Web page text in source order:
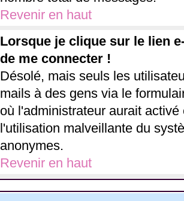
Revenir en haut
Lorsque je clique sur le lien
de me connecter !
Désolé, mais seuls les
mails à des gens via le
où l'administrateur aurait
l'utilisation malveillante du
anonymes.
Revenir en haut